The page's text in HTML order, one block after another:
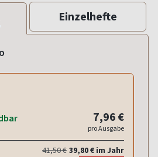
Einzelhefte
7,96 €
pro Ausgabe
41,50 € 39,80 € im Jahr